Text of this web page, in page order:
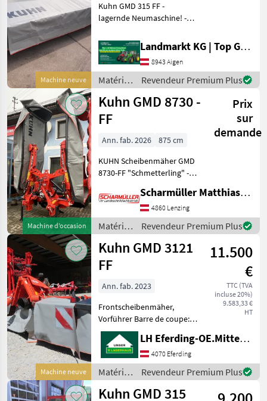
Machine neuve
Kuhn GMD 315 FF -
lagernde Neumaschine! -
310cm - Scheibenmähwerk
mit 8 Mähscheiben -
Klingenschnellwechsel -
Entlastung mit Fede
Landmarkt KG | Top Gebrauchtmaschinen Zentrum
8943 Aigen
Matériels
de
fenaison
/ Kuhn
Revendeur Premium Plus
Machine d’occasion
Kuhn GMD 8730 -
FF
Prix
sur
demande
Ann. fab. 2026
875 cm
KUHN Scheibenmäher GMD
8730-FF "Schmetterling" -
gewünschter Überlappung
8, 80 / 8, 50 / 8, 30m -
Schwadbreite 2x 2, 40m -
beidseitig Sch
Scharmüller Matthias Landtechnik
4860 Lenzing
Matériels
de
fenaison
/ Kuhn
Revendeur Premium Plus
Machine neuve
Kuhn GMD 3121
FF
11.500
€
TTC (TVA
incluse 20%)
9.583,33 €
HT
Ann. fab. 2023
Frontscheibenmäher,
Vorführer Barre de coupe:
Disques, Faucheuses
frontales, : Faucheuses
frontales Matériels de
fenaison Faucheuses
LH Eferding-OE.Mitte, Eferding
4070 Eferding
Matériels
de
fenaison
Revendeur Premium Plus
Kuhn GMD 315